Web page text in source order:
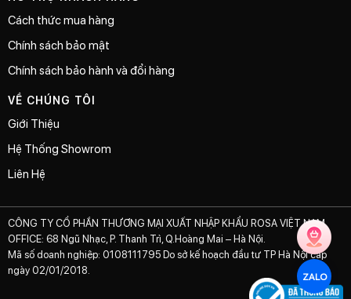
ZALO
Cách thức mua hàng
Chính sách bảo mật
Chính sách bảo hành và đổi hàng
VỀ CHÚNG TÔI
Giới Thiệu
Hệ Thống Showrom
Liên Hệ
CÔNG TY CỔ PHẦN THƯƠNG MẠI XUẤT NHẬP KHẨU ROSA VIỆT NAM
OFFICE: 68 Ngũ Nhạc, P. Thanh Trì, Q.Hoàng Mai – Hà Nội.
Mã số doanh nghiệp: 0108111795 Do sở kế hoạch đầu tư TP Hà Nội cấp
ngày 02/01/2018.